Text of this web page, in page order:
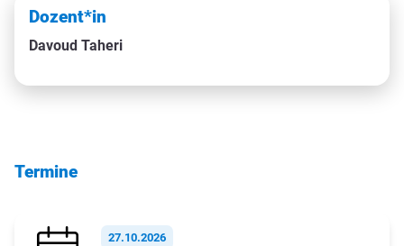
Dozent*in
Davoud Taheri
Termine
27.10.2026